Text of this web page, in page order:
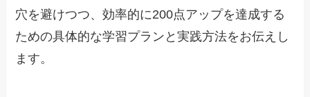
穴を避けつつ、効率的に200点アップを達成する
ための具体的な学習プランと実践方法をお伝えし
ます。